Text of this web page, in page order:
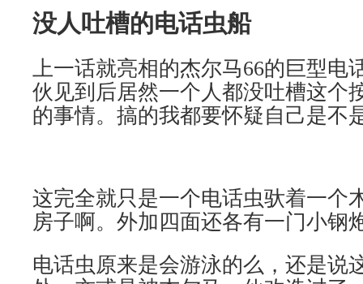
没人吐槽的电话虫船
上一话就亮相的杰尔马66的巨型电
伙见到后居然一个人都没吐槽这个
的事情。搞的我都要怀疑自己是不
这完全就只是一个电话虫驮着一个
房子啊。外加四面还各有一门小
电话虫原来是会游泳的么，还是说